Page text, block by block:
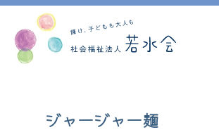
ジャージャー麺